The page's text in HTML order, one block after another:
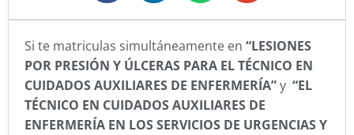
Si te matriculas simultáneamente en “LESIONES
POR PRESIÓN Y ÚLCERAS PARA EL TÉCNICO EN
CUIDADOS AUXILIARES DE ENFERMERÍA”y “EL
TÉCNICO EN CUIDADOS AUXILIARES DE
ENFERMERÍA EN LOS SERVICIOS DE URGENCIAS Y